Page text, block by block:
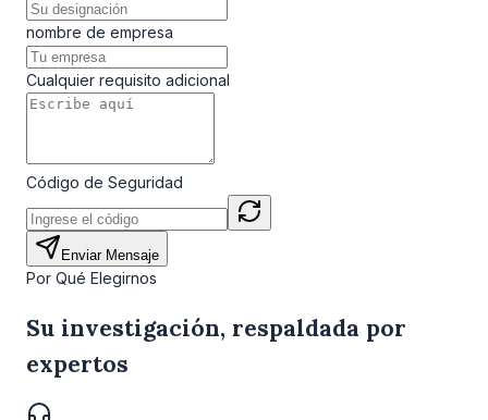
nombre de empresa
Cualquier requisito adicional
Código de Seguridad
Enviar Mensaje
Por Qué Elegirnos
Su investigación, respaldada por
expertos